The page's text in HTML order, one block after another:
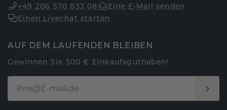
+49 206 570 833 08
Eine E-Mail senden
Einen Livechat starten
AUF DEM LAUFENDEN BLEIBEN
Gewinnen Sie 500 € Einkaufsguthaben!